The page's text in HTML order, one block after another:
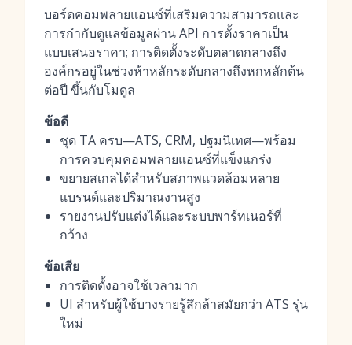
บอร์ดคอมพลายแอนซ์ที่เสริมความสามารถและ
การกำกับดูแลข้อมูลผ่าน API การตั้งราคาเป็น
แบบเสนอราคา; การติดตั้งระดับตลาดกลางถึง
องค์กรอยู่ในช่วงห้าหลักระดับกลางถึงหกหลักต้น
ต่อปี ขึ้นกับโมดูล
ข้อดี
ชุด TA ครบ—ATS, CRM, ปฐมนิเทศ—พร้อม
การควบคุมคอมพลายแอนซ์ที่แข็งแกร่ง
ขยายสเกลได้สำหรับสภาพแวดล้อมหลาย
แบรนด์และปริมาณงานสูง
รายงานปรับแต่งได้และระบบพาร์ทเนอร์ที่
กว้าง
ข้อเสีย
การติดตั้งอาจใช้เวลามาก
UI สำหรับผู้ใช้บางรายรู้สึกล้าสมัยกว่า ATS รุ่น
ใหม่